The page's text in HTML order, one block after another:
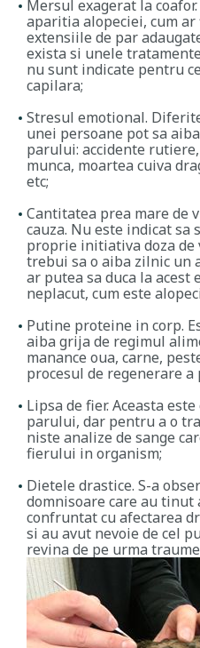
Mersul exagerat la
aparitia alopeciei, cum
extensiile de par
exista si unele
nu sunt indicate pentru
capilara;
Stresul emotional.
unei persoane pot sa
parului: accidente
munca, moartea cuiva
etc;
Cantitatea prea mare de
cauza. Nu este indicat sa
proprie initiativa doza de
trebui sa o aiba zilnic un
ar putea sa duca la acest
neplacut, cum este
Putine proteine in corp.
aiba grija de regimul
manance oua, carne,
procesul de regenerare a
Lipsa de fier. Aceasta
parului, dar pentru a o
niste analize de sange
fierului in organism;
Dietele drastice. S-a
domnisoare care au tinut
confruntat cu afectarea
si au avut nevoie de cel
revina de pe urma